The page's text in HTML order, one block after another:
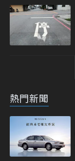
熱門新聞